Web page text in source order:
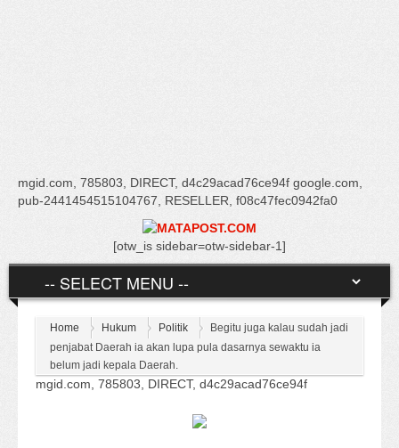
mgid.com, 785803, DIRECT, d4c29acad76ce94f google.com,
pub-2441454515104767, RESELLER, f08c47fec0942fa0
[otw_is sidebar=otw-sidebar-1]
Home Hukum Politik
Begitu juga kalau sudah jadi
penjabat Daerah ia akan lupa pula dasarnya sewaktu ia
belum jadi kepala Daerah.
mgid.com, 785803, DIRECT, d4c29acad76ce94f